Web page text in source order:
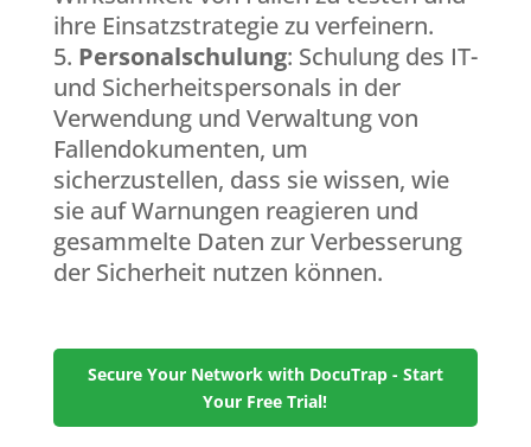
ihre Einsatzstrategie zu verfeinern.
Personalschulung: Schulung des IT-
und Sicherheitspersonals in der
Verwendung und Verwaltung von
Fallendokumenten, um
sicherzustellen, dass sie wissen, wie
sie auf Warnungen reagieren und
gesammelte Daten zur Verbesserung
der Sicherheit nutzen können.
Secure Your Network with DocuTrap - Start
Your Free Trial!